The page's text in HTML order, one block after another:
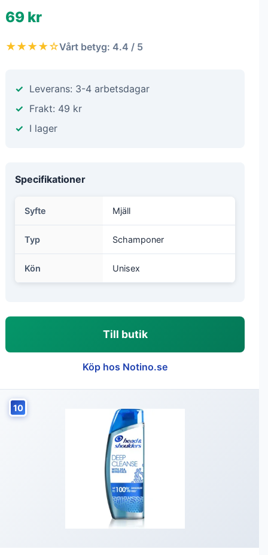
69 kr
★★★★☆Vårt betyg: 4.4 / 5
Leverans: 3-4 arbetsdagar
Frakt: 49 kr
I lager
Specifikationer
Syfte Mjäll
Typ Schamponer
Kön Unisex
Till butik
Köp hos Notino.se
10